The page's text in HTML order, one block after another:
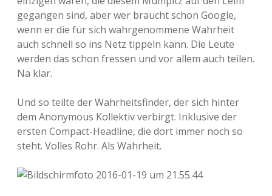
gegangen sind, aber wer braucht schon Google,
wenn er die für sich wahrgenommene Wahrheit
auch schnell so ins Netz tippeln kann. Die Leute
werden das schon fressen und vor allem auch teilen.
Na klar.
Und so teilte der Wahrheitsfinder, der sich hinter
dem Anonymous Kollektiv verbirgt. Inklusive der
ersten Compact-Headline, die dort immer noch so
steht. Volles Rohr. Als Wahrheit.